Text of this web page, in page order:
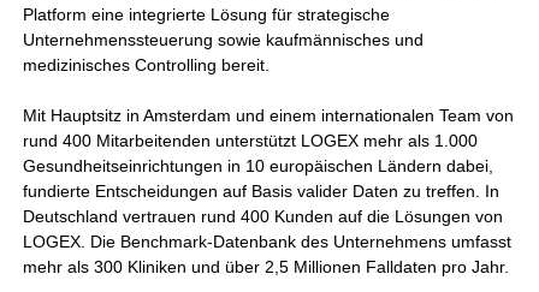
Platform eine integrierte Lösung für strategische
Unternehmenssteuerung sowie kaufmännisches und
medizinisches Controlling bereit.
Mit Hauptsitz in Amsterdam und einem internationalen Team von
rund 400 Mitarbeitenden unterstützt LOGEX mehr als 1.000
Gesundheitseinrichtungen in 10 europäischen Ländern dabei,
fundierte Entscheidungen auf Basis valider Daten zu treffen. In
Deutschland vertrauen rund 400 Kunden auf die Lösungen von
LOGEX. Die Benchmark-Datenbank des Unternehmens umfasst
mehr als 300 Kliniken und über 2,5 Millionen Falldaten pro Jahr.